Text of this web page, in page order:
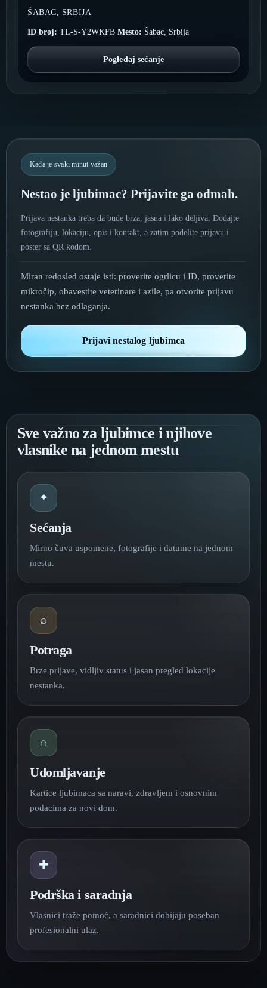
ŠABAC, SRBIJA
ID broj: TL-S-Y2WKFB Mesto: Šabac, Srbija
Pogledaj sećanje
Kada je svaki minut važan
Nestao je ljubimac? Prijavite ga odmah.
Prijava nestanka treba da bude brza, jasna i lako deljiva. Dodajte
fotografiju, lokaciju, opis i kontakt, a zatim podelite prijavu i
poster sa QR kodom.
Miran redosled ostaje isti: proverite ogrlicu i ID, proverite
mikročip, obavestite veterinare i azile, pa otvorite prijavu
nestanka bez odlaganja.
Prijavi nestalog ljubimca
Sve važno za ljubimce i njihove
vlasnike na jednom mestu
✦
Sećanja
Mirno čuva uspomene, fotografije i datume na jednom
mestu.
⌕
Potraga
Brze prijave, vidljiv status i jasan pregled lokacije
nestanka.
⌂
Udomljavanje
Kartice ljubimaca sa naravi, zdravljem i osnovnim
podacima za novi dom.
✚
Podrška i saradnja
Vlasnici traže pomoć, a saradnici dobijaju poseban
profesionalni ulaz.